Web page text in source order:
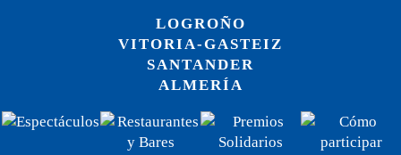
LOGROÑO
VITORIA-GASTEIZ
SANTANDER
ALMERÍA